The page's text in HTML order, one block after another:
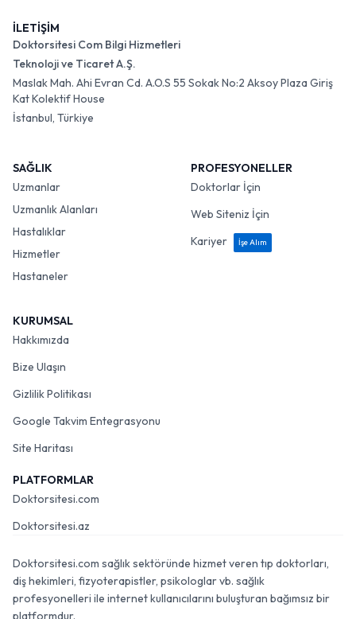
İLETİŞİM
Doktorsitesi Com Bilgi Hizmetleri
Teknoloji ve Ticaret A.Ş.
Maslak Mah. Ahi Evran Cd. A.O.S 55 Sokak No:2 Aksoy Plaza Giriş
Kat Kolektif House
İstanbul, Türkiye
SAĞLIK
Uzmanlar
Uzmanlık Alanları
Hastalıklar
Hizmetler
Hastaneler
PROFESYONELLER
Doktorlar İçin
Web Siteniz İçin
Kariyer
İşe Alım
KURUMSAL
Hakkımızda
Bize Ulaşın
Gizlilik Politikası
Google Takvim Entegrasyonu
Site Haritası
PLATFORMLAR
Doktorsitesi.com
Doktorsitesi.az
Doktorsitesi.com sağlık sektöründe hizmet veren tıp doktorları,
diş hekimleri, fizyoterapistler, psikologlar vb. sağlık
profesyonelleri ile internet kullanıcılarını buluşturan bağımsız bir